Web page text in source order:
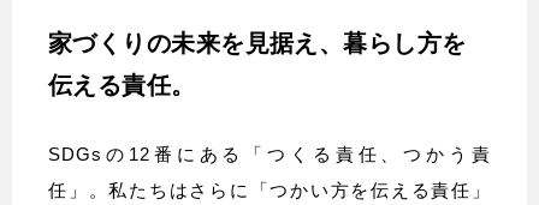
家づくりの未来を見据え、暮らし方を
伝える責任。
SDGsの12番にある「つくる責任、つかう責
任」。私たちはさらに「つかい方を伝える責任」